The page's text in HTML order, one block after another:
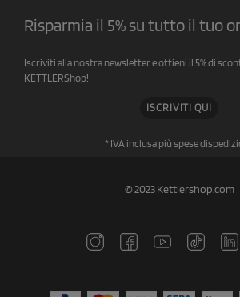
Risparmia il 5% su tutto il tuo
Iscriviti alla nostra newsletter e ottieni il 5% di
KETTLERShop!
ISCRIVITI QUI
* IVA inclusa più spese di
© 2023 Kettlershop.com